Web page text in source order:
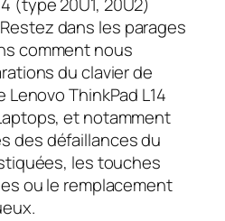
(type 20U1, 20U2)
dans les parages
comment nous
du clavier de
Lenovo ThinkPad L14
et notamment
des défaillances du
les touches
ou le remplacement